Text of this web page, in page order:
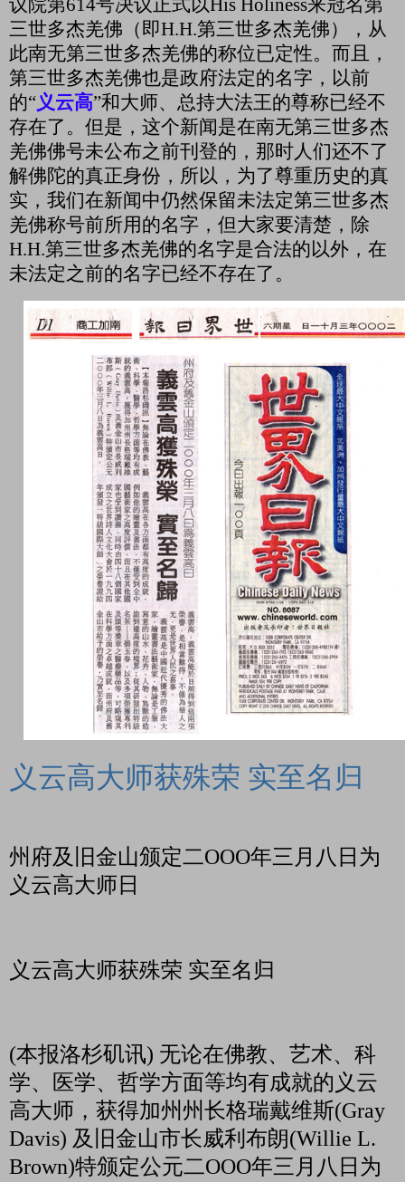
议院第614号决议正式以His Holiness来冠名第
三世多杰羌佛（即H.H.第三世多杰羌佛），从
此南无第三世多杰羌佛的称位已定性。而且，
第三世多杰羌佛也是政府法定的名字，以前
的“义云高”和大师、总持大法王的尊称已经不
存在了。但是，这个新闻是在南无第三世多杰
羌佛佛号未公布之前刊登的，那时人们还不了
解佛陀的真正身份，所以，为了尊重历史的真
实，我们在新闻中仍然保留未法定第三世多杰
羌佛称号前所用的名字，但大家要清楚，除
H.H.第三世多杰羌佛的名字是合法的以外，在
未法定之前的名字已经不存在了。
义云高大师获殊荣 实至名归
州府及旧金山颁定二OOO年三月八日为
义云高大师日
义云高大师获殊荣 实至名归
(本报洛杉矶讯) 无论在佛教、艺术、科
学、医学、哲学方面等均有成就的义云
高大师，获得加州州长格瑞戴维斯(Gray
Davis) 及旧金山市长威利布朗(Willie L.
Brown)特颁定公元二OOO年三月八日为